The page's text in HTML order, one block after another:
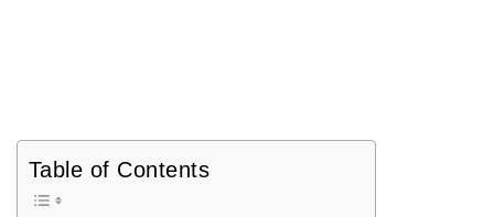
Table of Contents